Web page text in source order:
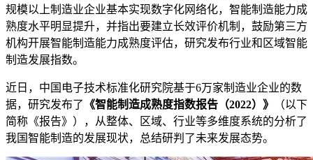
规模以上制造业企业基本实现数字化网络化，智能制造能力成
熟度水平明显提升，并指出要建立长效评价机制，鼓励第三方
机构开展智能制造能力成熟度评估，研究发布行业和区域智能
制造发展指数。
近日，中国电子技术标准化研究院基于6万家制造业企业的数
据，研究发布了 《智能制造成熟度指数报告（2022）》
（以下
简称《报告》），从整体、区域、行业等多维度系统的分析了
我国智能制造的发展现状，总结研判了未来发展态势。